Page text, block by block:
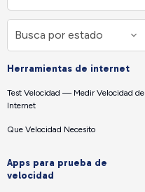
Herramientas de internet
Test Velocidad — Medir Velocidad de
Internet
Que Velocidad Necesito
Apps para prueba de
velocidad